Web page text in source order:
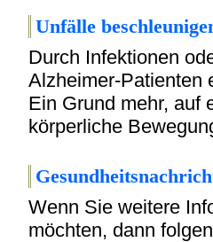
Unfälle
Durch Infektionen
Alzheimer-Patienten
Ein Grund mehr, auf
körperliche
Gesundheitsnac
Wenn Sie weitere
möchten, dann